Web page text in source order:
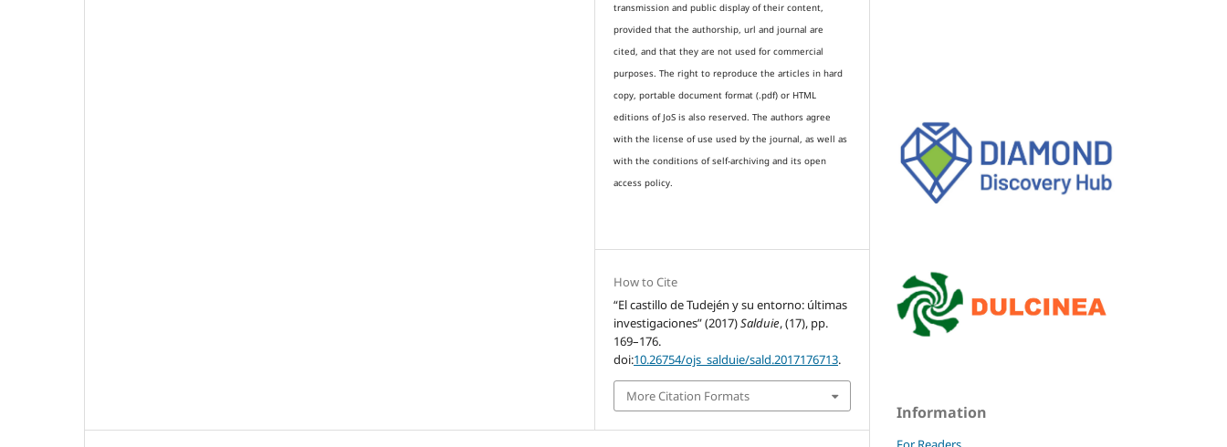
transmission and public display of their content,
provided that the authorship, url and journal are
cited, and that they are not used for commercial
purposes. The right to reproduce the articles in hard
copy, portable document format (.pdf) or HTML
editions of JoS is also reserved. The authors agree
with the license of use used by the journal, as well as
with the conditions of self-archiving and its open
access policy.
How to Cite
“El castillo de Tudején y su entorno: últimas
investigaciones” (2017)Salduie, (17), pp.
169–176.
doi:10.26754/ojs_salduie/sald.2017176713.
More Citation Formats
Information